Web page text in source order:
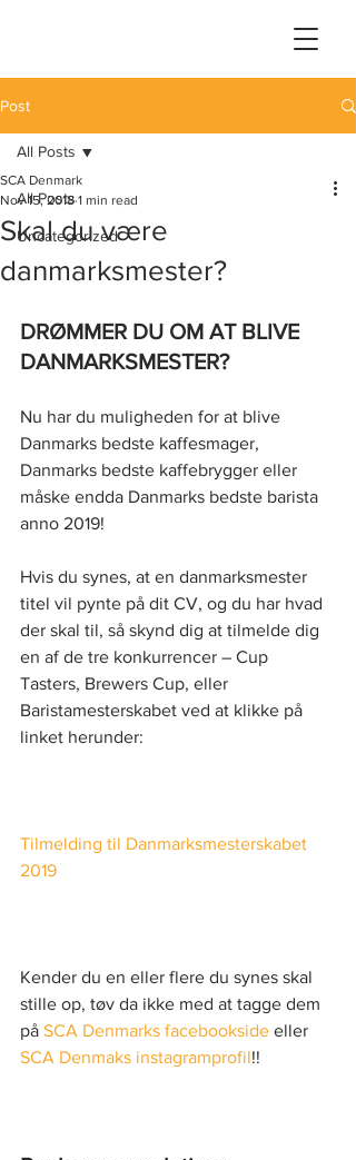
Post
All Posts
Uncategorized
All Posts
Skal du være
danmarksmester?
SCA Denmark
Nov 15, 2018 1 min read
DRØMMER DU OM AT BLIVE
DANMARKSMESTER?
Nu har du muligheden for at blive
Danmarks bedste kaffesmager,
Danmarks bedste kaffebrygger eller
måske endda Danmarks bedste barista
anno 2019!
Hvis du synes, at en danmarksmester
titel vil pynte på dit CV, og du har hvad
der skal til, så skynd dig at tilmelde dig
en af de tre konkurrencer – Cup
Tasters, Brewers Cup, eller
Baristamesterskabet ved at klikke på
linket herunder:
Tilmelding til Danmarksmesterskabet
2019
Kender du en eller flere du synes skal
stille op, tøv da ikke med at tagge dem
på SCA Denmarks facebookside eller
SCA Denmaks instagramprofil!!